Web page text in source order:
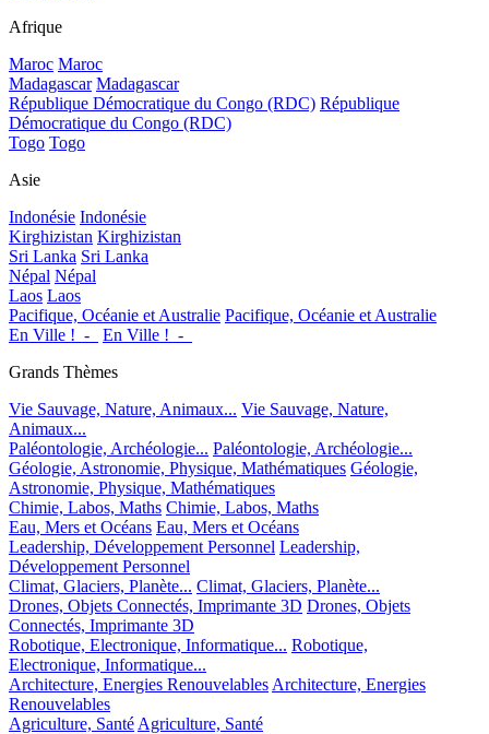
Afrique
Maroc Maroc
Madagascar Madagascar
République Démocratique du Congo (RDC) République
Démocratique du Congo (RDC)
Togo Togo
Asie
Indonésie Indonésie
Kirghizistan Kirghizistan
Sri Lanka Sri Lanka
Népal Népal
Laos Laos
Pacifique, Océanie et Australie Pacifique, Océanie et Australie
En Ville !_-_
En Ville !_-_
Grands Thèmes
Vie Sauvage, Nature, Animaux... Vie Sauvage, Nature,
Animaux...
Paléontologie, Archéologie... Paléontologie, Archéologie...
Géologie, Astronomie, Physique, Mathématiques Géologie,
Astronomie, Physique, Mathématiques
Chimie, Labos, Maths Chimie, Labos, Maths
Eau, Mers et Océans Eau, Mers et Océans
Leadership, Développement Personnel Leadership,
Développement Personnel
Climat, Glaciers, Planète... Climat, Glaciers, Planète...
Drones, Objets Connectés, Imprimante 3D Drones, Objets
Connectés, Imprimante 3D
Robotique, Electronique, Informatique... Robotique,
Electronique, Informatique...
Architecture, Energies Renouvelables Architecture, Energies
Renouvelables
Agriculture, Santé Agriculture, Santé